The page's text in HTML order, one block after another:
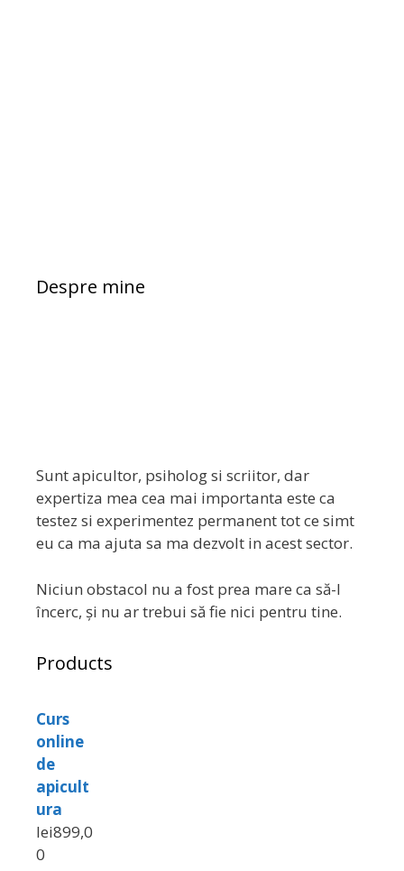
Despre mine
Sunt apicultor, psiholog si scriitor, dar
expertiza mea cea mai importanta este ca
testez si experimentez permanent tot ce simt
eu ca ma ajuta sa ma dezvolt in acest sector.
Niciun obstacol nu a fost prea mare ca să-l
încerc, și nu ar trebui să fie nici pentru tine.
Products
Curs
online
de
apicult
ura
lei899,0
0